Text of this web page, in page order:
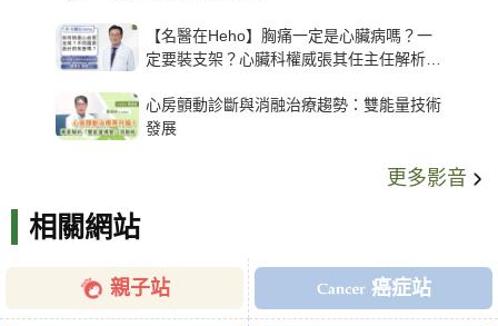
【名醫在Heho】胸痛一定是心臟病嗎？一
定要裝支架？心臟科權威張其任主任解析支
心房顫動診斷與消融治療趨勢：雙能量技術
發展
更多影音
相關網站
親子站 癌症站